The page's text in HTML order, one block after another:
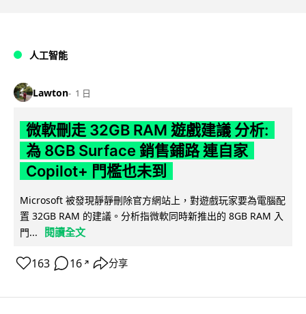
人工智能
Lawton 1 日
微軟刪走 32GB RAM 遊戲建議 分析:
為 8GB Surface 銷售鋪路 連自家
Copilot+ 門檻也未到
Microsoft 被發現靜靜刪除官方網站上，對遊戲玩家要為電腦配
置 32GB RAM 的建議。分析指微軟同時新推出的 8GB RAM 入
門...
閱讀全文
163 16 ↗ 分享